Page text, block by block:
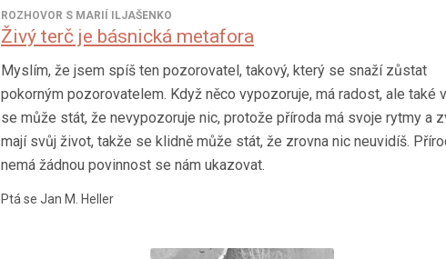
ROZHOVOR S MARIÍ ILJAŠENKO
Živý terč je básnická metafora
Myslím, že jsem spíš ten pozorovatel, takový, který se snaží zůstat
pokorným pozorovatelem. Když něco vypozoruje, má radost, ale také
se může stát, že nevypozoruje nic, protože příroda má svoje rytmy a
mají svůj život, takže se klidně může stát, že zrovna nic neuvidíš.
nemá žádnou povinnost se nám ukazovat.
Ptá se Jan M. Heller